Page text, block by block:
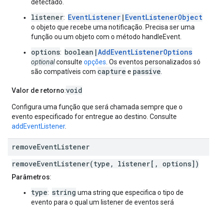
detectado.
listener: EventListener | EventListenerObject
o objeto que recebe uma notificação. Precisa ser uma
função ou um objeto com o método handleEvent.
options: boolean|AddEventListenerOptions
optionalconsulte opções . Os eventos personalizados só
são compatíveis com capture e passive
Valor de retorno:void
Configura uma função que será chamada sempre que o
evento especificado for entregue ao destino. Consulte
addEventListener.
removeEventListener
removeEventListener(type, listener[, options])
Parâmetros:
type: string uma string que especifica o tipo de
evento para o qual um listener de eventos será